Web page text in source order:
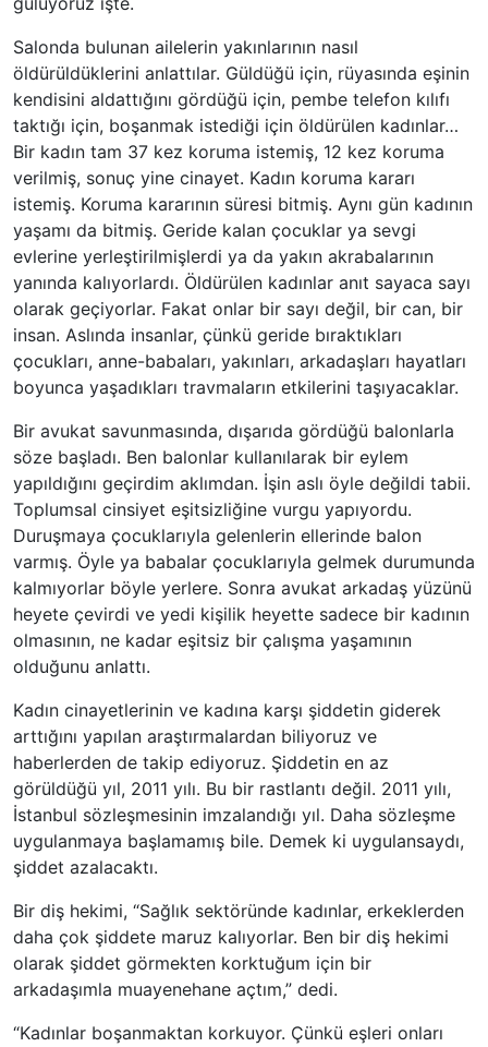
Salonda bulunan ailelerin yakınlarının nasıl
öldürüldüklerini anlattılar. Güldüğü için, rüyasında eşinin
kendisini aldattığını gördüğü için, pembe telefon kılıfı
taktığı için, boşanmak istediği için öldürülen kadınlar…
Bir kadın tam 37 kez koruma istemiş, 12 kez koruma
verilmiş, sonuç yine cinayet. Kadın koruma kararı
istemiş. Koruma kararının süresi bitmiş. Aynı gün kadının
yaşamı da bitmiş. Geride kalan çocuklar ya sevgi
evlerine yerleştirilmişlerdi ya da yakın akrabalarının
yanında kalıyorlardı. Öldürülen kadınlar anıt sayaca sayı
olarak geçiyorlar. Fakat onlar bir sayı değil, bir can, bir
insan. Aslında insanlar, çünkü geride bıraktıkları
çocukları, anne-babaları, yakınları, arkadaşları hayatları
boyunca yaşadıkları travmaların etkilerini taşıyacaklar.
Bir avukat savunmasında, dışarıda gördüğü balonlarla
söze başladı. Ben balonlar kullanılarak bir eylem
yapıldığını geçirdim aklımdan. İşin aslı öyle değildi tabii.
Toplumsal cinsiyet eşitsizliğine vurgu yapıyordu.
Duruşmaya çocuklarıyla gelenlerin ellerinde balon
varmış. Öyle ya babalar çocuklarıyla gelmek durumunda
kalmıyorlar böyle yerlere. Sonra avukat arkadaş yüzünü
heyete çevirdi ve yedi kişilik heyette sadece bir kadının
olmasının, ne kadar eşitsiz bir çalışma yaşamının
olduğunu anlattı.
Kadın cinayetlerinin ve kadına karşı şiddetin giderek
arttığını yapılan araştırmalardan biliyoruz ve
haberlerden de takip ediyoruz. Şiddetin en az
görüldüğü yıl, 2011 yılı. Bu bir rastlantı değil. 2011 yılı,
İstanbul sözleşmesinin imzalandığı yıl. Daha sözleşme
uygulanmaya başlamamış bile. Demek ki uygulansaydı,
şiddet azalacaktı.
Bir diş hekimi, “Sağlık sektöründe kadınlar, erkeklerden
daha çok şiddete maruz kalıyorlar. Ben bir diş hekimi
olarak şiddet görmekten korktuğum için bir
arkadaşımla muayenehane açtım,” dedi.
“Kadınlar boşanmaktan korkuyor. Çünkü eşleri onları